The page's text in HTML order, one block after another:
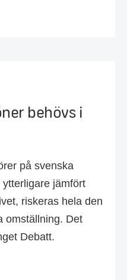
behövs i
på svenska
jämfört
riskeras hela den
omställning. Det
Debatt.